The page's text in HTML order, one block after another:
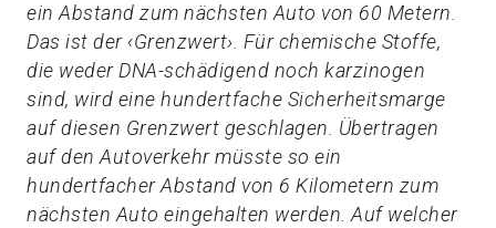
ein Abstand zum nächsten Auto von 60 Metern.
Das ist der ‹Grenzwert›. Für chemische Stoffe,
die weder DNA-schädigend noch karzinogen
sind, wird eine hundertfache Sicherheitsmarge
auf diesen Grenzwert geschlagen. Übertragen
auf den Autoverkehr müsste so ein
hundertfacher Abstand von 6 Kilometern zum
nächsten Auto eingehalten werden. Auf welcher